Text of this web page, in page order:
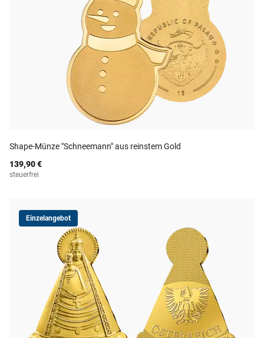
Shape-Münze "Schneemann" aus reinstem Gold
139,90 €
steuerfrei
Einzelangebot